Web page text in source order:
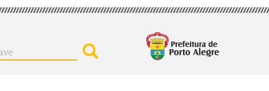
Buscar por secretaria,